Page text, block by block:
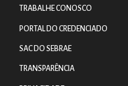
TRABALHE CONOSCO
PORTAL DO CREDENCIADO
SAC DO SEBRAE
TRANSPARÊNCIA